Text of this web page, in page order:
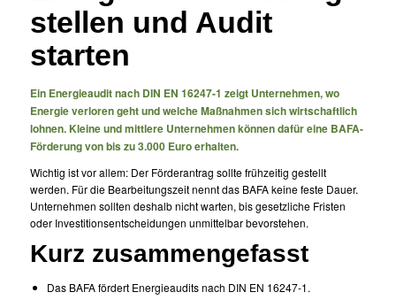
stellen und Audit
starten
Ein Energieaudit nach DIN EN 16247-1 zeigt Unternehmen, wo
Energie verloren geht und welche Maßnahmen sich wirtschaftlich
lohnen. Kleine und mittlere Unternehmen können dafür eine BAFA-
Förderung von bis zu 3.000 Euro erhalten.
Wichtig ist vor allem: Der Förderantrag sollte frühzeitig gestellt
werden. Für die Bearbeitungszeit nennt das BAFA keine feste Dauer.
Unternehmen sollten deshalb nicht warten, bis gesetzliche Fristen
oder Investitionsentscheidungen unmittelbar bevorstehen.
Kurz zusammengefasst
Das BAFA fördert Energieaudits nach DIN EN 16247-1.